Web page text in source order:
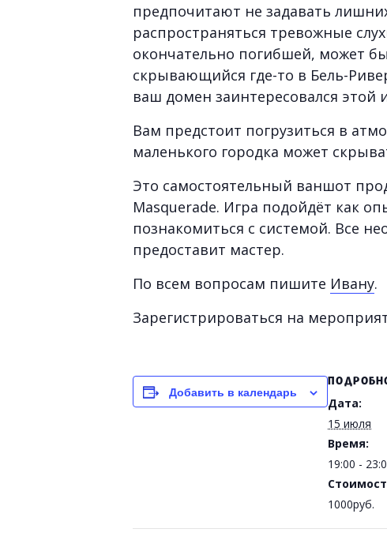
предпочитают не задавать
распространяться тревожные
окончательно погибшей, может
скрывающийся где-то в Бель-
ваш домен заинтересовался этой
Вам предстоит погрузиться в
маленького городка может
Это самостоятельный ваншот
Masquerade. Игра подойдёт как
познакомиться с системой. Все
предоставит мастер.
По всем вопросам пишите Ивану.
Зарегистрироваться на
Добавить в календарь
Дата:
15 июля
Время:
19:00 -
1000руб.